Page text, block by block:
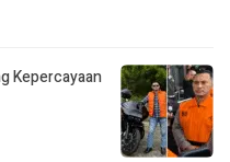
Kepercayaan